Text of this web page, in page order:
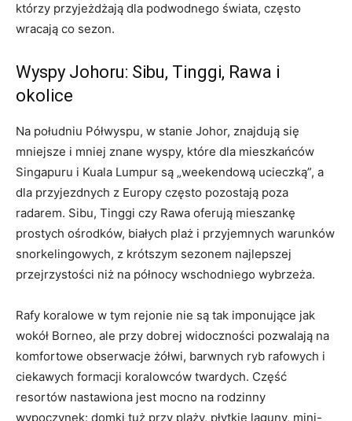
którzy przyjeżdżają dla podwodnego świata, często
wracają co sezon.
Wyspy Johoru: Sibu, Tinggi, Rawa i
okolice
Na południu Półwyspu, w stanie Johor, znajdują się
mniejsze i mniej znane wyspy, które dla mieszkańców
Singapuru i Kuala Lumpur są „weekendową ucieczką”, a
dla przyjezdnych z Europy często pozostają poza
radarem. Sibu, Tinggi czy Rawa oferują mieszankę
prostych ośrodków, białych plaż i przyjemnych warunków
snorkelingowych, z krótszym sezonem najlepszej
przejrzystości niż na północy wschodniego wybrzeża.
Rafy koralowe w tym rejonie nie są tak imponujące jak
wokół Borneo, ale przy dobrej widoczności pozwalają na
komfortowe obserwacje żółwi, barwnych ryb rafowych i
ciekawych formacji koralowców twardych. Część
resortów nastawiona jest mocno na rodzinny
wypoczynek: domki tuż przy plaży, płytkie laguny, mini-